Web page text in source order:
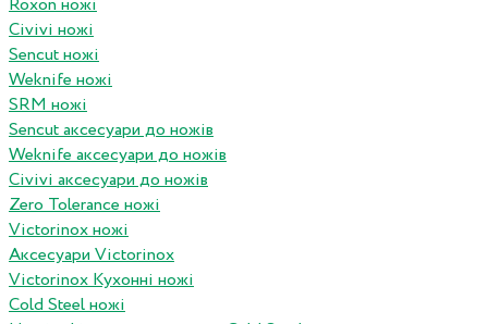
Roxon ножi
Civivi ножі
Sencut ножі
Weknife ножі
SRM ножі
Sencut аксесуари до ножів
Weknife аксесуари до ножів
Civivi аксесуари до ножів
Zero Tolerance ножі
Victorinox ножі
Аксесуари Victorinox
Victorinox Кухонні ножі
Cold Steel ножі